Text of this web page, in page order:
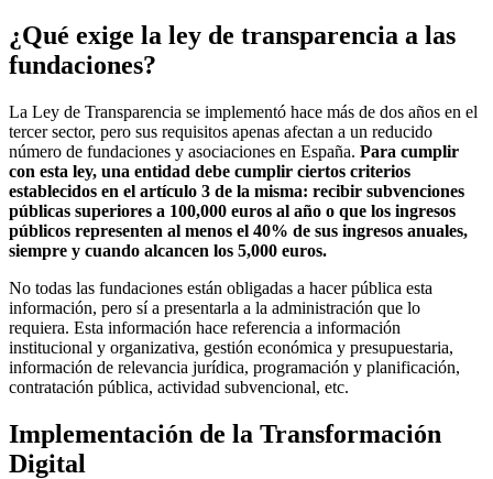
¿Qué exige la ley de transparencia a las
fundaciones?
La Ley de Transparencia se implementó hace más de dos años en el
tercer sector, pero sus requisitos apenas afectan a un reducido
número de fundaciones y asociaciones en España. Para cumplir
con esta ley, una entidad debe cumplir ciertos criterios
establecidos en el artículo 3 de la misma: recibir subvenciones
públicas superiores a 100,000 euros al año o que los ingresos
públicos representen al menos el 40% de sus ingresos anuales,
siempre y cuando alcancen los 5,000 euros.
No todas las fundaciones están obligadas a hacer pública esta
información, pero sí a presentarla a la administración que lo
requiera. Esta información hace referencia a información
institucional y organizativa, gestión económica y presupuestaria,
información de relevancia jurídica, programación y planificación,
contratación pública, actividad subvencional, etc.
Implementación de la Transformación
Digital